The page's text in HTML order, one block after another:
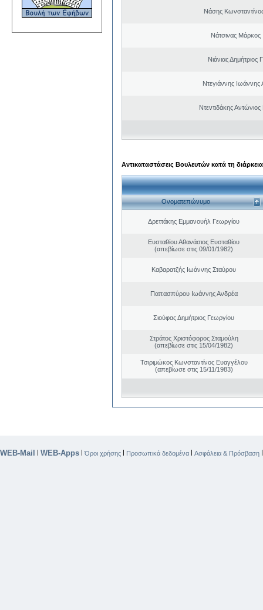
Νάσης
Νάτσινας Μάρκος
Νιάνιας Δημήτριος
Ντεγιάννης Ιωάννης
Ντεντιδάκης
Αντικαταστάσεις Βουλευτών κατά τη
Ονοματεπώνυμο
Δρεττάκης Εμμανουήλ Γεωργίου
Ευσταθίου Αθανάσιος Ευσταθίου
(απεβίωσε στις 09/01/1982)
Καβαρατζής Ιωάννης Σταύρου
Παπασπύρου Ιωάννης Ανδρέα
Σιούφας Δημήτριος Γεωργίου
Στράτος Χριστόφορος Σταμούλη
(απεβίωσε στις 15/04/1982)
Τσιριμώκος Κωνσταντίνος Ευαγγέλου
(απεβίωσε στις 15/11/1983)
WEB-Mail | WEB-Apps |Όροι χρήσης | Προσωπικά δεδομένα | Ασφάλεια & Πρόσβαση